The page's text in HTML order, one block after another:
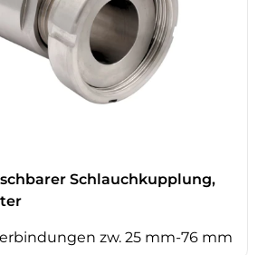
Schlauchkupplung,
zw. 25 mm-76 mm